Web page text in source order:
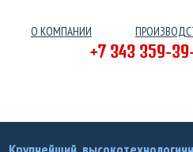
О КОМПАНИИ
+7 343 359-